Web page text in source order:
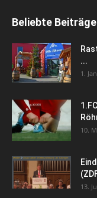
Beliebte Beiträge
...
1.
10.
13.